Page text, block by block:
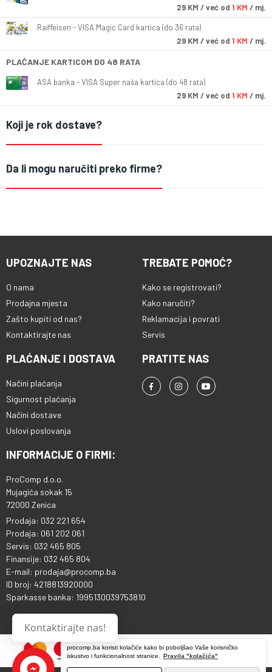
procomp.ba koristi kolačiće kako bi poboljšao Vaše korisničko
iskustvo i funkcionalnost stranice.
Pravila "kolačića"
29 KM / već od 1 KM / mj.
Raiffeisen - VISA Magic Card kartica (do 36 rata)
29 KM / već od 1 KM / mj.
PLAĆANJE KARTICOM DO 48 RATA
ASA banka - VISA Super naša kartica (do 48 rata)
29 KM / već od 1 KM / mj.
Koji je rok dostave?
Da li mogu naručiti preko firme?
UPOZNAJTE NAS
O nama
Prodajna mjesta
Zašto kupiti od nas?
Kontaktirajte nas
TREBATE POMOĆ?
Kako se registrovati?
Kako naručiti?
Reklamacija i povrati
Servis
PLAĆANJE I DOSTAVA
Načini plaćanja
Sigurnost plaćanja
Načini dostave
Uslovi poslovanja
PRATITE NAS
INFORMACIJE O FIRMI:
ProComp d.o.o.
Mujagića sokak 15
72000 Zenica
Prodaja: 032 221 654
Prodaja: 061 202 061
Servis: 032 465 805
Finansije: 032 465 804
E-mail: prodaja@procomp.ba
ID broj: 4218813920000
Sparkasse banka: 1995130039753810
Kontaktirajte nas!